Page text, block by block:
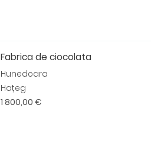
Fabrica de ciocolata
Hunedoara
Hațeg
1 800,00 €